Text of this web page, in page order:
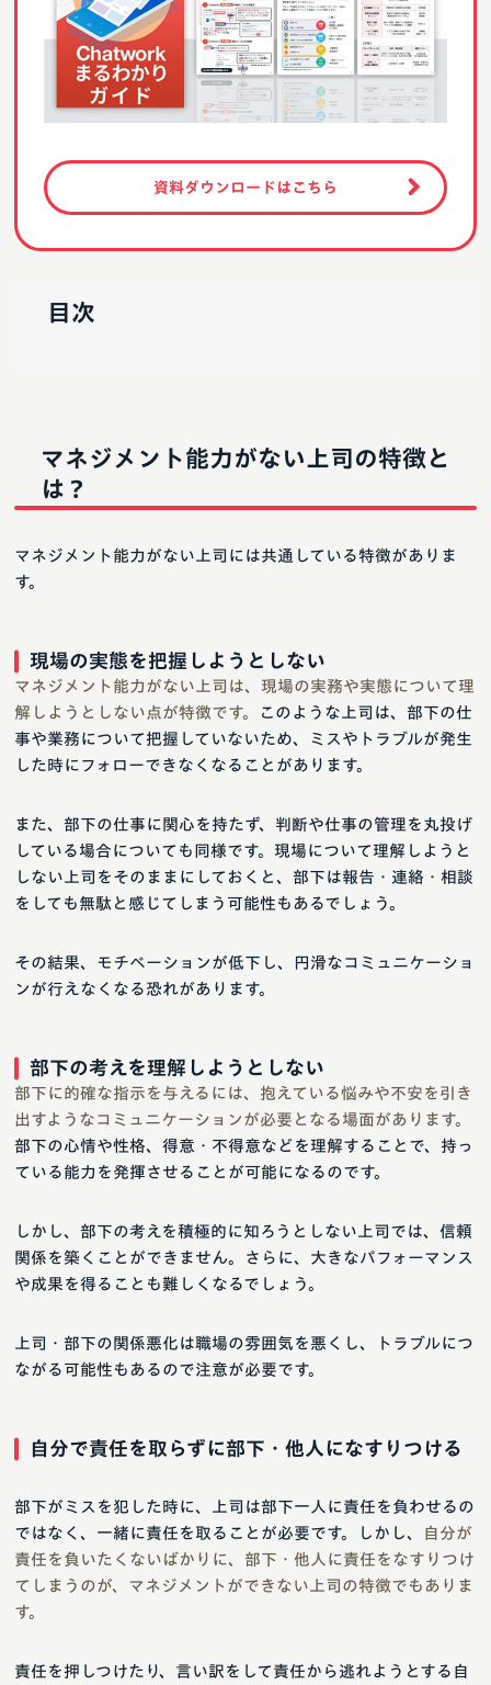
資料ダウンロードはこちら
目次
マネジメント能力がない上司の特徴と
は？
マネジメント能力がない上司には共通している特徴がありま
す。
現場の実態を把握しようとしない
マネジメント能力がない上司は、現場の実務や実態について理
解しようとしない点が特徴です。
このような上司は、部下の仕
事や業務について把握していないため、ミスやトラブルが発生
した時にフォローできなくなることがあります。
また、部下の仕事に関心を持たず、判断や仕事の管理を丸投げ
している場合についても同様です。現場について理解しようと
しない上司をそのままにしておくと、部下は報告・連絡・相談
をしても無駄と感じてしまう可能性もあるでしょう。
その結果、モチベーションが低下し、円滑なコミュニケーショ
ンが行えなくなる恐れがあります。
部下の考えを理解しようとしない
部下に的確な指示を与えるには、抱えている悩みや不安を引き
出すようなコミュニケーションが必要となる場面があります。
部下の心情や性格、得意・不得意などを理解することで、持っ
ている能力を発揮させることが可能になるのです。
しかし、部下の考えを積極的に知ろうとしない上司では、信頼
関係を築くことができません。さらに、大きなパフォーマンス
や成果を得ることも難しくなるでしょう。
上司・部下の関係悪化は職場の雰囲気を悪くし、トラブルにつ
ながる可能性もあるので注意が必要です。
自分で責任を取らずに部下・他人になすりつける
部下がミスを犯した時に、上司は部下一人に責任を負わせるの
ではなく、一緒に責任を取ることが必要です。しかし、
自分が
責任を負いたくないばかりに、部下・他人に責任をなすりつけ
てしまうのが、マネジメントができない上司の特徴でもありま
す。
責任を押しつけたり、言い訳をして責任から逃れようとする自